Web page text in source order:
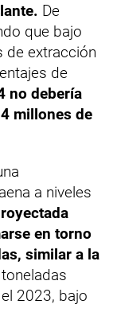
De
que bajo
de extracción
de
no debería
millones de
a niveles
en torno
similar a la
2023, bajo